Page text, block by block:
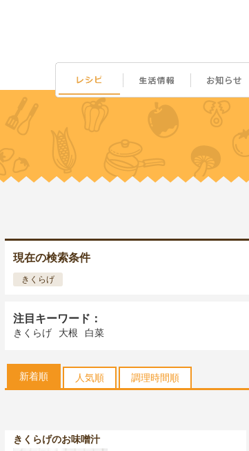
現在の検索条件
きくらげ
注目キーワード：
きくらげ 大根 白菜
新着順 人気順 調理時間順
きくらげのお味噌汁